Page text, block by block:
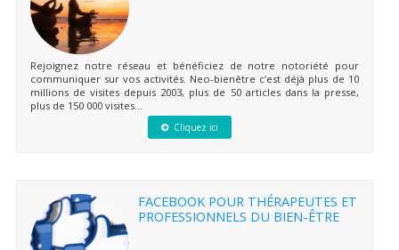
Rejoignez notre réseau et bénéficiez de notre notoriété pour
communiquer sur vos activités. Neo-bienêtre c’est déjà plus de 10
millions de visites depuis 2003, plus de 50 articles dans la presse,
plus de 150 000 visites...
Cliquez ici
FACEBOOK POUR THÉRAPEUTES ET
PROFESSIONNELS DU BIEN-ÊTRE